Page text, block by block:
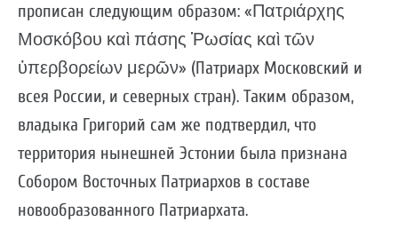
прописан следующим образом: «Πατριάρχης
Μοσκόβου καὶ πάσης Ῥωσίας καὶ τῶν
ὑπερβορείων μερῶν» (Патриарх Московский и
всея России, и северных стран). Таким образом,
владыка Григорий сам же подтвердил, что
территория нынешней Эстонии была признана
Собором Восточных Патриархов в составе
новообразованного Патриархата.